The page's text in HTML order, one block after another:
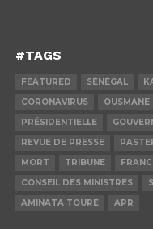
#TAGS
FEATURED SÉNÉGAL
CORONAVIRUS
OUSMANE
PRÉSIDENTIELLE
REVUE DE PRESSE
MORT
TRIBUNE
CONSEIL DES MINISTRES
AMINATA TOURÉ
APR